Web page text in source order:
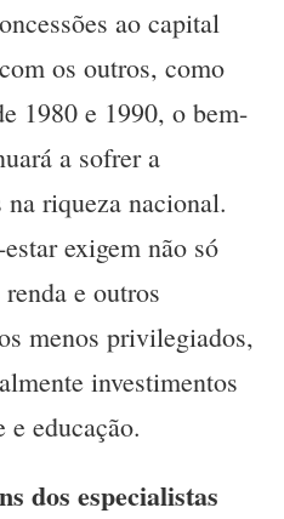
ao capital
os outros, como
1980 e 1990, o bem-
a sofrer a
riqueza nacional.
exigem não só
e outros
menos privilegiados,
investimentos
e educação.
dos especialistas